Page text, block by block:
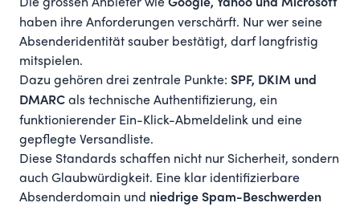
Die grossen Anbieter wie Google, Yahoo und Microsoft
haben ihre Anforderungen verschärft. Nur wer seine
Absenderidentität sauber bestätigt, darf langfristig
mitspielen.
Dazu gehören drei zentrale Punkte: SPF, DKIM und
DMARC als technische Authentifizierung, ein
funktionierender Ein-Klick-Abmeldelink und eine
gepflegte Versandliste.
Diese Standards schaffen nicht nur Sicherheit, sondern
auch Glaubwürdigkeit. Eine klar identifizierbare
Absenderdomain und niedrige Spam-Beschwerden